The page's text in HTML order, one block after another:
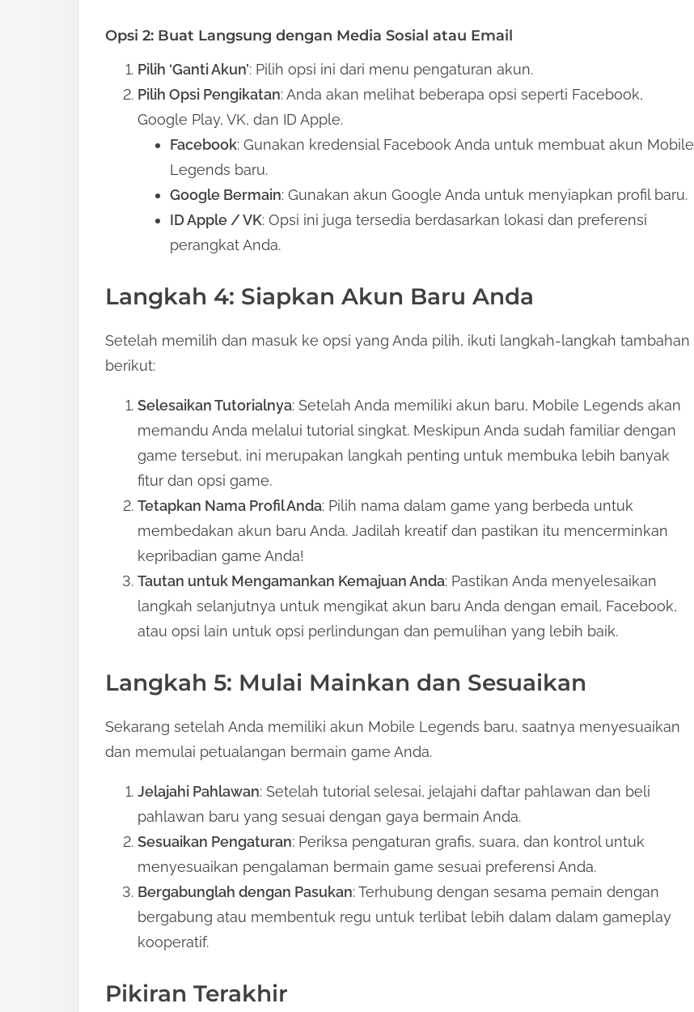
Opsi 2: Buat Langsung dengan Media Sosial atau Email
Pilih ‘Ganti Akun’: Pilih opsi ini dari menu pengaturan akun.
Pilih Opsi Pengikatan: Anda akan melihat beberapa opsi seperti Facebook,
Google Play, VK, dan ID Apple.
Facebook: Gunakan kredensial Facebook Anda untuk membuat akun Mobile
Legends baru.
Google Bermain: Gunakan akun Google Anda untuk menyiapkan profil baru.
ID Apple / VK: Opsi ini juga tersedia berdasarkan lokasi dan preferensi
perangkat Anda.
Langkah 4: Siapkan Akun Baru Anda
Setelah memilih dan masuk ke opsi yang Anda pilih, ikuti langkah-langkah tambahan
berikut:
Selesaikan Tutorialnya: Setelah Anda memiliki akun baru, Mobile Legends akan
memandu Anda melalui tutorial singkat. Meskipun Anda sudah familiar dengan
game tersebut, ini merupakan langkah penting untuk membuka lebih banyak
fitur dan opsi game.
Tetapkan Nama Profil Anda: Pilih nama dalam game yang berbeda untuk
membedakan akun baru Anda. Jadilah kreatif dan pastikan itu mencerminkan
kepribadian game Anda!
Tautan untuk Mengamankan Kemajuan Anda: Pastikan Anda menyelesaikan
langkah selanjutnya untuk mengikat akun baru Anda dengan email, Facebook,
atau opsi lain untuk opsi perlindungan dan pemulihan yang lebih baik.
Langkah 5: Mulai Mainkan dan Sesuaikan
Sekarang setelah Anda memiliki akun Mobile Legends baru, saatnya menyesuaikan
dan memulai petualangan bermain game Anda.
Jelajahi Pahlawan: Setelah tutorial selesai, jelajahi daftar pahlawan dan beli
pahlawan baru yang sesuai dengan gaya bermain Anda.
Sesuaikan Pengaturan: Periksa pengaturan grafis, suara, dan kontrol untuk
menyesuaikan pengalaman bermain game sesuai preferensi Anda.
Bergabunglah dengan Pasukan: Terhubung dengan sesama pemain dengan
bergabung atau membentuk regu untuk terlibat lebih dalam dalam gameplay
kooperatif.
Pikiran Terakhir